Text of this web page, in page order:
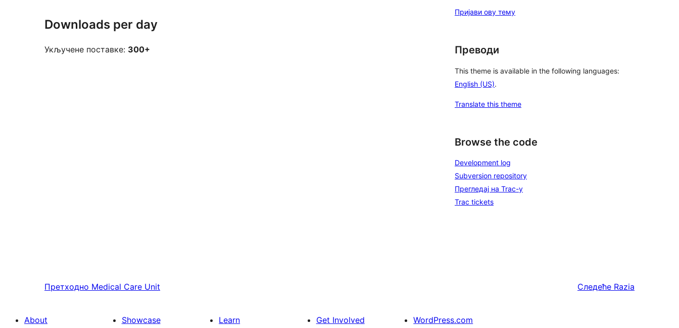
Downloads per day
Укључене поставке: 300+
Пријави ову тему
Преводи
This theme is available in the following languages:
English (US).
Translate this theme
Browse the code
Development log
Subversion repository
Прегледај на Trac-у
Trac tickets
Претходно Medical Care Unit Следеће Razia
About Showcase Learn Get Involved WordPress.com